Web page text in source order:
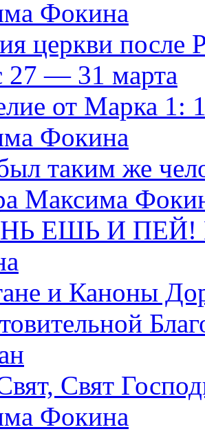
Фокина
церкви
27 — 31 марта
от Марка 1:
Фокина
таким же
Максима
ЕШЬ И ПЕЙ!
и Каноны
Свят
Фокина